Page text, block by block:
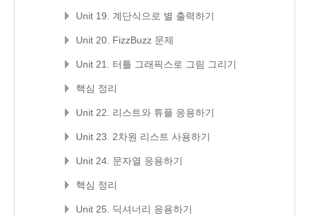
Unit 19. 계단식으로 별 출력하기
Unit 20. FizzBuzz 문제
Unit 21. 터틀 그래픽스로 그림 그리기
핵심 정리
Unit 22. 리스트와 튜플 응용하기
Unit 23. 2차원 리스트 사용하기
Unit 24. 문자열 응용하기
핵심 정리
Unit 25. 딕셔너리 응용하기